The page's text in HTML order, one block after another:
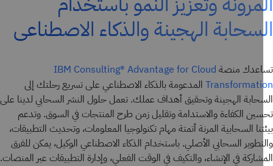
الهجينة والذكاء الاصطناعي
منصةIBM Consulting® Advantage for Cloud
المدعومة بالذكاء الاصطناعي على تسريع رحلتك إلى
الهجينة وتحقيق أهداف عملك. تعمل حلول النشر السحابي لدينا على
الكفاءة والاستدامة وتقليل زمن طرح المنتجات في السوق. وتدعم
السحابية المرنة أتمتة مهام تكنولوجيا المعلومات، وتحديث التطبيقات،
السحابي الأصلي. باستخدام الذكاء الاصطناعي الوكيل، يمكن للفرق
في الإنشاء، والتكيف في الوقت الفعلي، وإدارة التطبيقات عبر المنصات.